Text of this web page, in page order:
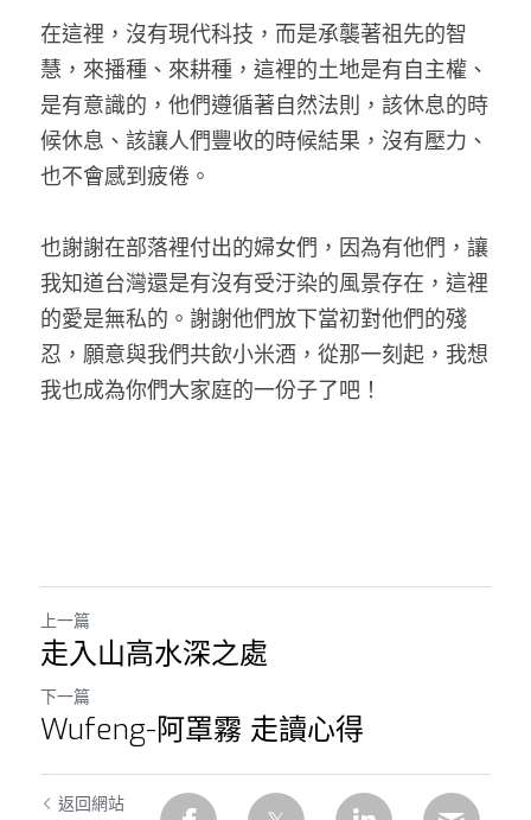
在這裡，沒有現代科技，而是承襲著祖先的智
慧，來播種、來耕種，這裡的土地是有自主權、
是有意識的，他們遵循著自然法則，該休息的時
候休息、該讓人們豐收的時候結果，沒有壓力、
也不會感到疲倦。
也謝謝在部落裡付出的婦女們，因為有他們，讓
我知道台灣還是有沒有受汙染的風景存在，這裡
的愛是無私的。謝謝他們放下當初對他們的殘
忍，願意與我們共飲小米酒，從那一刻起，我想
我也成為你們大家庭的一份子了吧！
上一篇
走入山高水深之處
下一篇
Wufeng-阿罩霧 走讀心得
返回網站